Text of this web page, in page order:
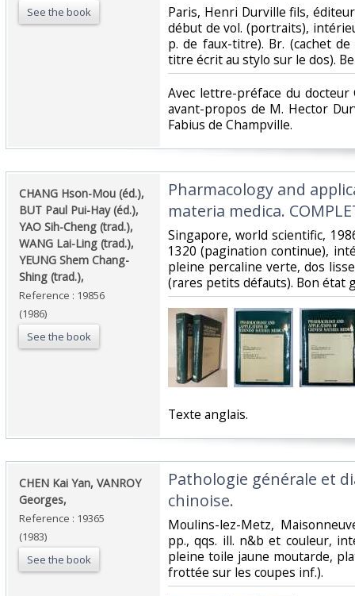
See the book
‎Paris, Henri Durville fils,
début de vol. (portraits),
p. de faux-titre). Br. (cachet
titre écrit au stylo sur le dos).
‎Avec lettre-préface du docteur
avant-propos de M. Hector
Fabius de Champville. ‎
‎CHANG Hson-Mou (éd.),
BUT Paul Pui-Hay (éd.),
YAO Sih-Cheng (trad.),
WANG Lai-Ling (trad.),
YEUNG Shem Chang-
Shing (trad.),‎
Reference : 19856
(1986)
See the book
‎Pharmacology and
materia medica.
‎Singapore, world scientific,
1320 (pagination continue),
pleine percaline verte, dos
(rares petits défauts). Bon état
‎Texte anglais. ‎
‎CHEN Kai Yan, VANROY
Georges,‎
Reference : 19365
(1983)
See the book
‎Pathologie générale et
chinoise.‎
‎Moulins-lez-Metz,
pp., qqs. ill. n&b et couleur,
pleine toile jaune moutarde,
frottée sur les coupes inf.).‎